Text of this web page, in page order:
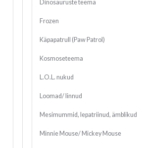
Dinosauruste teema
Frozen
Käpapatrull (Paw Patrol)
Kosmoseteema
L.O.L. nukud
Loomad/ linnud
Mesimummid, lepatriinud, ämblikud
Minnie Mouse/ Mickey Mouse